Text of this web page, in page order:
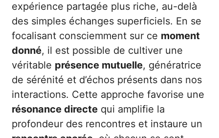
expérience partagée plus riche, au-delà
des simples échanges superficiels. En se
focalisant consciemment sur ce moment
donné, il est possible de cultiver une
véritable présence mutuelle, génératrice
de sérénité et d’échos présents dans nos
interactions. Cette approche favorise une
résonance directe qui amplifie la
profondeur des rencontres et instaure un